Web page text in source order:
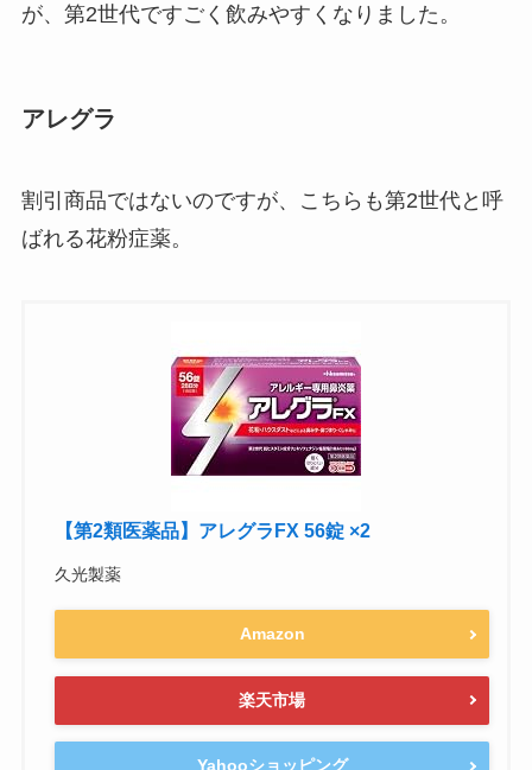
が、第2世代ですごく飲みやすくなりました。
アレグラ
割引商品ではないのですが、こちらも第2世代と呼
ばれる花粉症薬。
【第2類医薬品】アレグラFX 56錠 ×2
久光製薬
Amazon
楽天市場
Yahooショッピング